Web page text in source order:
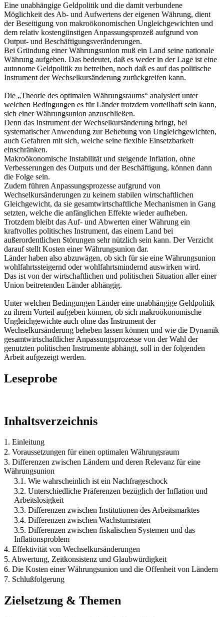
Eine unabhängige Geldpolitik und die damit verbundene
Möglichkeit des Ab- und Aufwertens der eigenen Währung, dient
der Beseitigung von makroökonomischen Ungleichgewichten und
dem relativ kostengünstigen Anpassungsprozeß aufgrund von
Output- und Beschäftigungsveränderungen.
Bei Gründung einer Währungsunion muß ein Land seine nationale
Währung aufgeben. Das bedeutet, daß es weder in der Lage ist eine
autonome Geldpolitik zu betreiben, noch daß es auf das politische
Instrument der Wechselkursänderung zurückgreifen kann.
Die „Theorie des optimalen Währungsraums“ analysiert unter
welchen Bedingungen es für Länder trotzdem vorteilhaft sein kann,
sich einer Währungsunion anzuschließen.
Denn das Instrument der Wechselkursänderung bringt, bei
systematischer Anwendung zur Behebung von Ungleichgewichten,
auch Gefahren mit sich, welche seine flexible Einsetzbarkeit
einschränken.
Makroökonomische Instabilität und steigende Inflation, ohne
Verbesserungen des Outputs und der Beschäftigung, können dann
die Folge sein.
Zudem führen Anpassungsprozesse aufgrund von
Wechselkursänderungen zu keinem stabilen wirtschaftlichen
Gleichgewicht, da sie gesamtwirtschaftliche Mechanismen in Gang
setzten, welche die anfänglichen Effekte wieder aufheben.
Trotzdem bleibt das Auf- und Abwerten einer Währung ein
kraftvolles politisches Instrument, das einem Land bei
außerordentlichen Störungen sehr nützlich sein kann. Der Verzicht
darauf stellt Kosten einer Währungsunion dar.
Länder haben also abzuwägen, ob sich für sie eine Währungsunion
wohlfahrtssteigernd oder wohlfahrtsmindernd auswirken wird.
Das ist von der wirtschaftlichen und politischen Situation aller einer
Union beitretenden Länder abhängig.
Unter welchen Bedingungen Länder eine unabhängige Geldpolitik
zu ihrem Vorteil aufgeben können, ob sich makroökonomische
Ungleichgewichte auch ohne das Instrument der
Wechselkursänderung beheben lassen können und wie die Dynamik
gesamtwirtschaftlicher Anpassungsprozesse von der Wahl der
genutzten politischen Instrumente abhängt, soll in der folgenden
Arbeit aufgezeigt werden.
Leseprobe
Inhaltsverzeichnis
1. Einleitung
2. Voraussetzungen für einen optimalen Währungsraum
3. Differenzen zwischen Ländern und deren Relevanz für eine
Währungsunion
3.1. Wie wahrscheinlich ist ein Nachfrageschock
3.2. Unterschiedliche Präferenzen bezüglich der Inflation und
Arbeitslosigkeit
3.3. Differenzen zwischen Institutionen des Arbeitsmarktes
3.4. Differenzen zwischen Wachstumsraten
3.5. Differenzen zwischen fiskalischen Systemen und das
Inflationsproblem
4. Effektivität von Wechselkursänderungen
5. Abwertung, Zeitkonsistenz und Glaubwürdigkeit
6. Die Kosten einer Währungsunion und die Offenheit von Ländern
7. Schlußfolgerung
Zielsetzung & Themen